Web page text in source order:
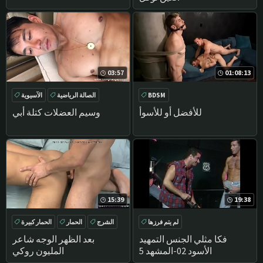
03:57
وسيم العضلات كتلة أبي
الآسيوية
الصالة الرياضية
العضلات
أبي
01:08:13
للأفضل أو للأسوأ
BDSM
15:39
بعد الظهر الوجه شاعر
المليون روكي
الحمار كبيرة الحمار
الشرج
DEEPTHROAT
19:38
فكا مثلي الجنس التمهيد
الأسود 02-المشهد 5
لم يتم فرزها